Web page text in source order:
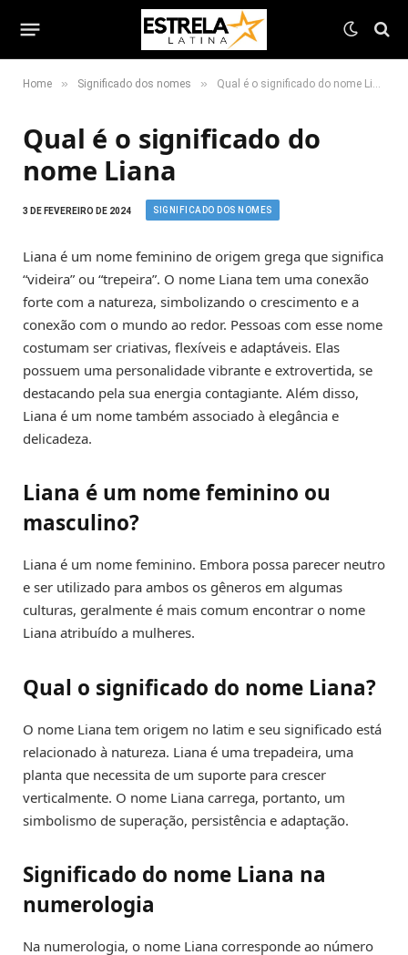
Home » Significado dos nomes » Qual é o significado do nome Liana
Qual é o significado do
nome Liana
3 DE FEVEREIRO DE 2024 SIGNIFICADO DOS NOMES
Liana é um nome feminino de origem grega que significa
“videira” ou “trepeira”. O nome Liana tem uma conexão
forte com a natureza, simbolizando o crescimento e a
conexão com o mundo ao redor. Pessoas com esse nome
costumam ser criativas, flexíveis e adaptáveis. Elas
possuem uma personalidade vibrante e extrovertida, se
destacando pela sua energia contagiante. Além disso,
Liana é um nome também associado à elegância e
delicadeza.
Liana é um nome feminino ou
masculino?
Liana é um nome feminino. Embora possa parecer neutro
e ser utilizado para ambos os gêneros em algumas
culturas, geralmente é mais comum encontrar o nome
Liana atribuído a mulheres.
Qual o significado do nome Liana?
O nome Liana tem origem no latim e seu significado está
relacionado à natureza. Liana é uma trepadeira, uma
planta que necessita de um suporte para crescer
verticalmente. O nome Liana carrega, portanto, um
simbolismo de superação, persistência e adaptação.
Significado do nome Liana na
numerologia
Na numerologia, o nome Liana corresponde ao número